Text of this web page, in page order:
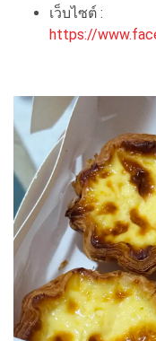
เว็บไซต์ :
https://